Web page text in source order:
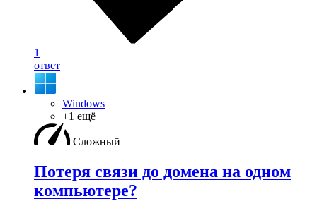
1
ответ
Windows
+1 ещё
Сложный
Потеря связи до домена на одном
компьютере?